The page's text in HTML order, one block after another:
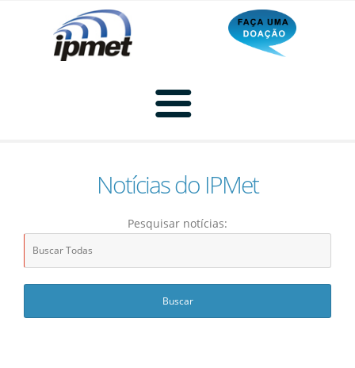
Home
Radar Animado
Notícias do IPMet
Pesquisar notícias: